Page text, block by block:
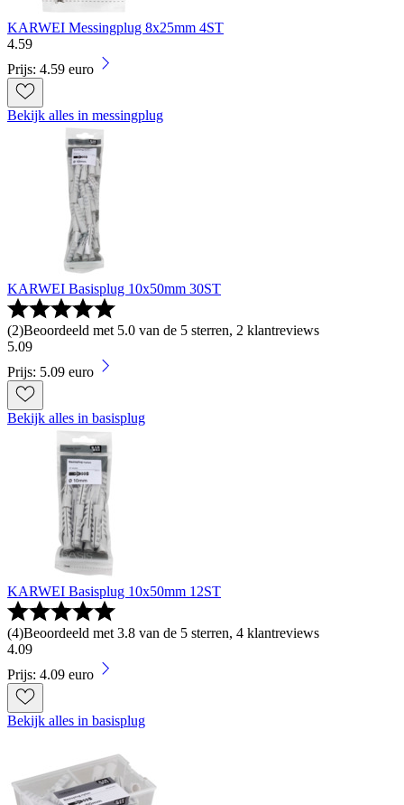
KARWEI Messingplug 8x25mm 4ST
4.59
Prijs: 4.59 euro
Bekijk alles in messingplug
KARWEI Basisplug 10x50mm 30ST
(2)Beoordeeld met 5.0 van de 5 sterren, 2 klantreviews
5.09
Prijs: 5.09 euro
Bekijk alles in basisplug
KARWEI Basisplug 10x50mm 12ST
(4)Beoordeeld met 3.8 van de 5 sterren, 4 klantreviews
4.09
Prijs: 4.09 euro
Bekijk alles in basisplug